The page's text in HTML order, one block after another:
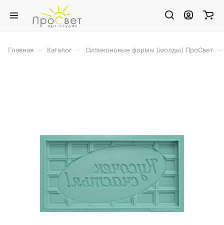
Главная Каталог Силиконовые формы (молды) ПроСвет